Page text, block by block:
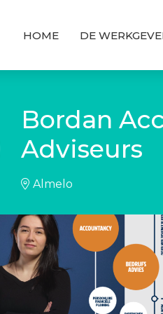
HOME DE
Bordan
Adviseurs
Almelo